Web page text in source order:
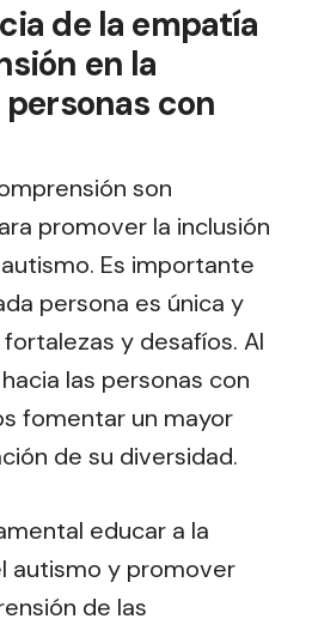
de la empatía
en la
con
son
promover la inclusión
Es importante
persona es única y
y desafíos. Al
las personas con
fomentar un mayor
de su diversidad.
educar a la
autismo y promover
de las